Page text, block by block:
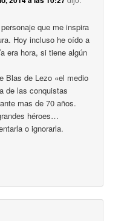
que me inspira
Hoy incluso he oído a
era hora, si tiene algún
Blas de Lezo «el medio
de las conquistas
mas de 70 años.
héroes…
o ignorarla.